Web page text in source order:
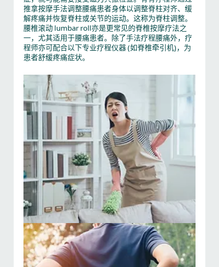
推拿按摩手法调整腰痛患者身体以调整脊柱对齐、缓
解疼痛并恢复脊柱或关节的运动。这称为脊柱调整。
腰椎滚动 lumbar roll亦是更常见的脊椎按摩疗法之
一，尤其适用于腰痛患者。除了手法疗程腰痛外，疗
程师亦可配合以下专业疗程仪器 (如脊椎牵引机)，为
患者舒缓疼痛症状。